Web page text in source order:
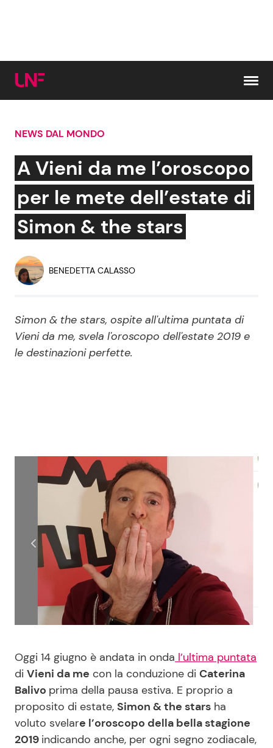
Cerca:
News e Cronaca
Attualità Italiana
Economia
Persone Scomparse
Politica
Gossip e TV
Bellezze VIP
Programmi TV
News Cinema
News Spettacolo
News dal mondo
Benessere
Mondo Mamma
News benessere
Salute
Cucina e Ricette
Consigli di Cucina
Le Ricette in TV
Primi Piatti
Ricette Facili e Veloci
NEWS DAL MONDO
A Vieni da me l’oroscopo
per le mete dell’estate di
Simon & the stars
BENEDETTA CALASSO
Simon & the stars, ospite all'ultima puntata di
Vieni da me, svela l'oroscopo dell'estate 2019 e
le destinazioni perfette.
Oggi 14 giugno è andata in onda l’ultima puntata
di Vieni da me con la conduzione di Caterina
Balivo prima della pausa estiva. E proprio a
proposito di estate, Simon & the stars ha
voluto svelare l’oroscopo della bella stagione
2019 indicando anche, per ogni segno zodiacale,